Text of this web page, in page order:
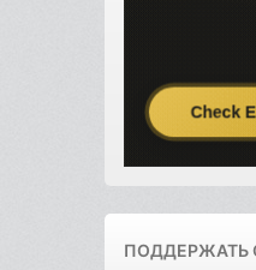
ПОДДЕРЖАТЬ